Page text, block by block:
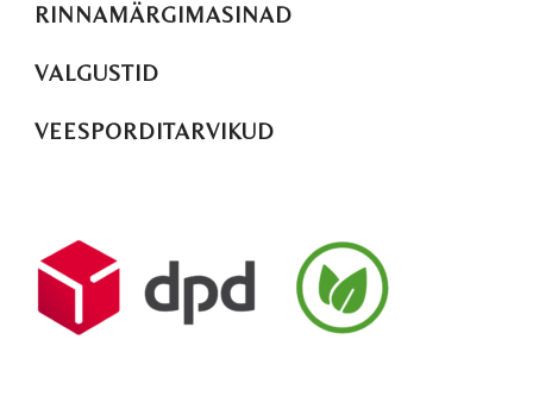
RINNAMÄRGIMASINAD
VALGUSTID
VEESPORDITARVIKUD